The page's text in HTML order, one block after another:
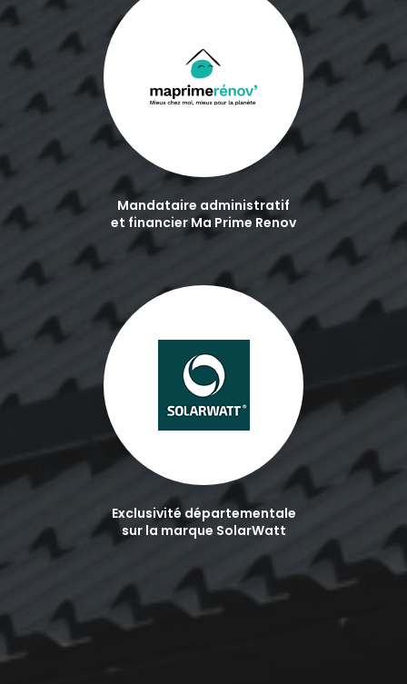
Mandataire administratif
et financier Ma Prime Renov
Exclusivité départementale
sur la marque SolarWatt